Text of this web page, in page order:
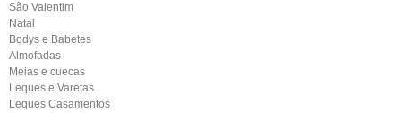
São Valentim
Natal
Bodys e Babetes
Almofadas
Meias e cuecas
Leques e Varetas
Leques Casamentos